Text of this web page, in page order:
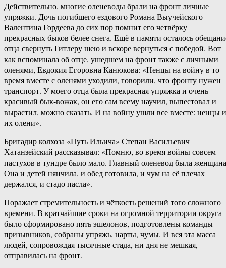
Действительно, многие оленеводы брали на фронт личные
упряжки. Дочь погибшего ездового Романа Выучейского
Валентина Гордеева до сих пор помнит его четвёрку
прекрасных быков белее снега. Ещё в памяти осталось
отца свернуть Гитлеру шею и вскоре вернуться с победой. Вот
как вспоминала об отце, ушедшем на фронт также с личными
оленями, Евдокия Егоровна Канюкова: «Ненцы на войну в то
время вместе с оленями уходили, говорили, что фронту нужен
транспорт. У моего отца была прекрасная упряжка и очень
красивый бык-вожак, он его сам всему научил, выпестовал и
вырастил, можно сказать. И на войну ушли все вместе: ненцы и
их олени».
Бригадир колхоза «Путь Ильича» Степан Васильевич
Хатанзейский рассказывал: «Помню, во время войны совсем
пастухов в тундре было мало. Главный оленевод была
Она и детей нянчила, и обед готовила, и чум на её плечах
держался, и стадо пасла».
Поражает стремительность и чёткость решений того сложного
времени. В кратчайшие сроки на огромной территории округа
было сформировано пять эшелонов, подготовлены команды
призывников, собраны упряжь, нарты, чумы. И вся эта масса
людей, сопровождая тысячные стада, ни дня не мешкая,
отправилась на фронт.